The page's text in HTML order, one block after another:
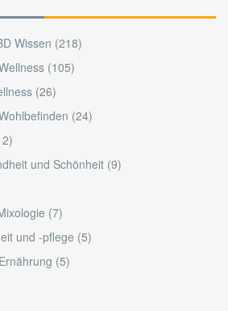
Wissen (218)
(105)
(26)
(24)
und Schönheit (9)
(7)
und -pflege (5)
(5)